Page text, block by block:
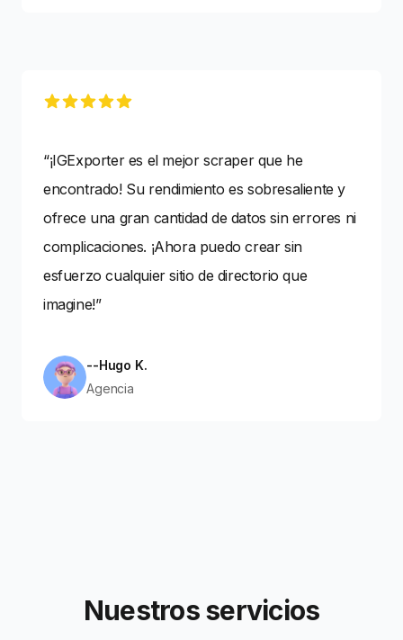
5 out of 5 stars
“¡IGExporter es el mejor scraper que he
encontrado! Su rendimiento es sobresaliente y
ofrece una gran cantidad de datos sin errores ni
complicaciones. ¡Ahora puedo crear sin
esfuerzo cualquier sitio de directorio que
imagine!”
--Hugo K.
Agencia
Nuestros servicios